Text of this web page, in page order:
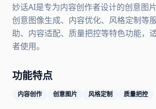
妙话AI是专为内容创作者设计的创意图
创意图像生成、内容优化、风格定制等
助、内容适配、质量把控等特色功能，
者使用。
功能特点
内容创作 创意图片 风格定制 质量把控